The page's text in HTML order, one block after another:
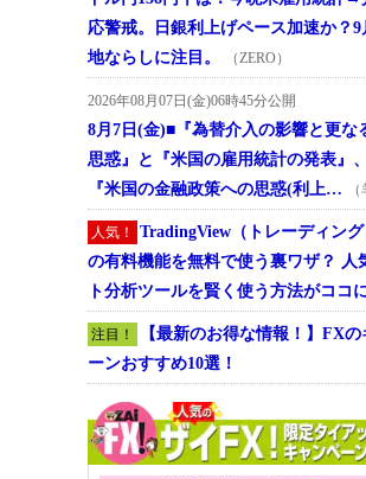
応警戒。日銀利上げペース加速か？9
地ならしに注目。
（ZERO）
2026年08月07日(金)06時45分公開
8月7日(金)■『為替介入の影響と更な
思惑』と『米国の雇用統計の発表』
『米国の金融政策への思惑(利上…
人気！
TradingView（トレーディング
の有料機能を無料で使う裏ワザ？ 人
ト分析ツールを賢く使う方法がココ
注目！
【最新のお得な情報！】FX
ーンおすすめ10選！